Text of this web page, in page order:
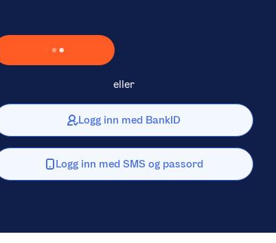
Laster inn Vipps …
eller
Logg inn med BankID
Logg inn med SMS og passord